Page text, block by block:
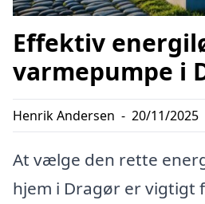
Effektiv
varmepumpe i
Henrik Andersen - 20/11/2025
At vælge den rette
hjem i Dragør er vigtigt